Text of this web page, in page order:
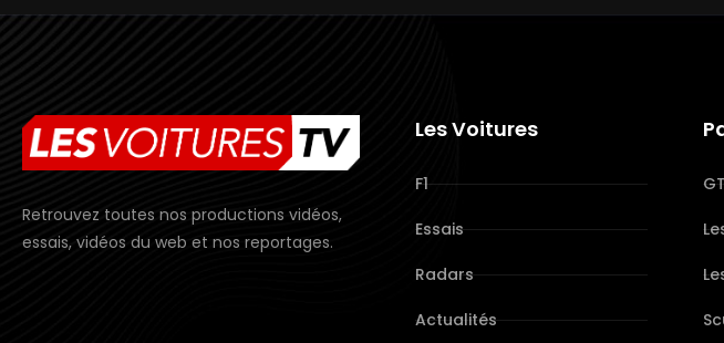
Retrouvez toutes nos productions vidéos,
essais, vidéos du web et nos reportages.
Les Voitures
F1
Essais
Radars
Actualités